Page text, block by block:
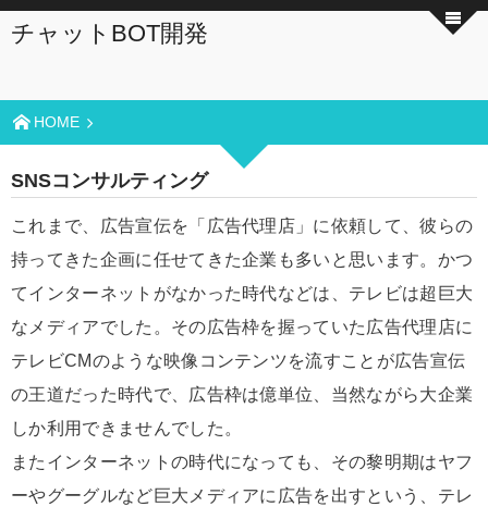
チャットBOT開発
HOME
SNSコンサルティング
これまで、広告宣伝を「広告代理店」に依頼して、彼らの
持ってきた企画に任せてきた企業も多いと思います。かつ
てインターネットがなかった時代などは、テレビは超巨大
なメディアでした。その広告枠を握っていた広告代理店に
テレビCMのような映像コンテンツを流すことが広告宣伝
の王道だった時代で、広告枠は億単位、当然ながら大企業
しか利用できませんでした。
またインターネットの時代になっても、その黎明期はヤフ
ーやグーグルなど巨大メディアに広告を出すという、テレ